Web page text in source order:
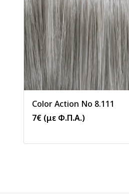
Color Action No 8.111
7€ (με Φ.Π.Α.)